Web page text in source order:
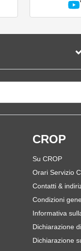
CROP
Su CROP
Orari Servizio
Contatti &
Condizioni
Informativa
Dichiarazione
Dichiarazione